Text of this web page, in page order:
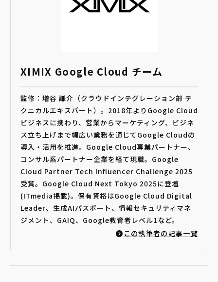
XIMIX Google Cloud チーム
監修：増谷 謙介（クラウドインテグレーション部 テ
クニカルエキスパート）。2018年よりGoogle Cloud
ビジネスに携わり、営業からマーケティング、ビジネ
ス立ち上げまで幅広い業務を通じてGoogle Cloudの
導入・活用を推進。Google Cloud専業パートナー、
コンサル系パートナー企業を経て現職。Google
Cloud Partner Tech Influencer Challenge 2025
受賞。Google Cloud Next Tokyo 2025に登壇
(ITmedia掲載)。保有資格はGoogle Cloud Digital
Leader、生成AIパスポート、情報セキュリティマネ
ジメント、GAIQ、Google教育者レベル1など。
この執筆者の記事一覧